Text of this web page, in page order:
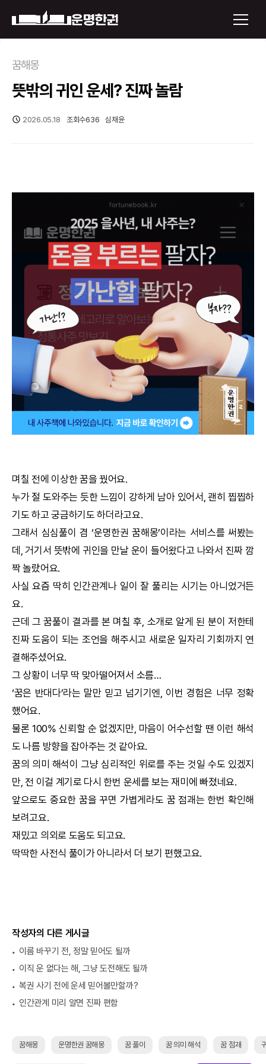
운명한권 보기
미래 배우자 얼굴
신년운세
오늘의 운세
궁합
택일
작명
꿈해몽
수리사주
문의사항
꿈해몽
뜻밖의 귀인 운세? 진짜 놀람
2026.05.18 조회수636 심채윤
며칠 전에 이상한 꿈을 꿨어요.
누가 절 도와주는 듯한 느낌이 강하게 남아 있어서, 괜히 찝찝하
기도 하고 궁금하기도 하더라고요.
그래서 심심풀이 겸 ‘운명한권 꿈해몽’이라는 서비스를 써봤는
데, 거기서 뜻밖에 귀인을 만날 운이 들어왔다고 나와서 진짜 깜
짝 놀랐어요.
사실 요즘 딱히 인간관계나 일이 잘 풀리는 시기는 아니었거든
요.
근데 그 꿈풀이 결과를 본 며칠 후, 소개로 알게 된 분이 저한테
진짜 도움이 되는 조언을 해주시고 새로운 일자리 기회까지 연
결해주셨어요.
그 상황이 너무 딱 맞아떨어져서 소름…
‘꿈은 반대다’라는 말만 믿고 넘기기엔, 이번 경험은 너무 정확
했어요.
물론 100% 신뢰할 순 없겠지만, 마음이 어수선할 땐 이런 해석
도 나름 방향을 잡아주는 것 같아요.
꿈의 의미 해석이 그냥 심리적인 위로를 주는 것일 수도 있겠지
만, 전 이걸 계기로 다시 한번 운세를 보는 재미에 빠졌네요.
앞으로도 중요한 꿈을 꾸면 가볍게라도 꿈 점괘는 한번 확인해
보려고요.
재밌고 의외로 도움도 되고요.
딱딱한 사전식 풀이가 아니라서 더 보기 편했고요.
작성자의 다른 게시글
이름 바꾸기 전, 정말 믿어도 될까
이직 운 없다는 해, 그냥 도전해도 될까
복권 사기 전에 운세 믿어볼만할까?
인간관계 미리 알면 진짜 편함
꿈해몽 운명한권 꿈해몽 꿈 풀이 꿈 의미 해석 꿈 점괘